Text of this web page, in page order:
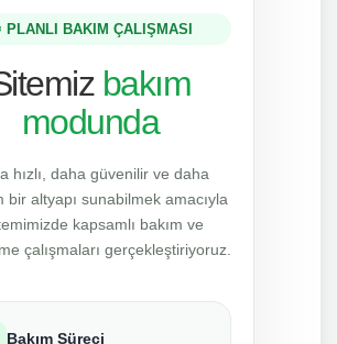
PLANLI BAKIM ÇALIŞMASI
bakım
modunda
hızlı, daha güvenilir ve daha
bir altyapı sunabilmek amacıyla
kapsamlı bakım ve
çalışmaları gerçekleştiriyoruz.
Bakım Süreci